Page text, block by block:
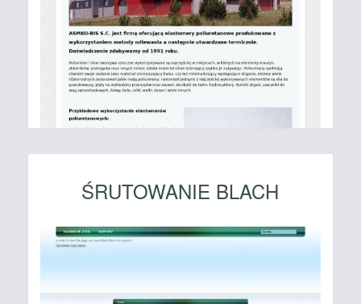
ŚRUTOWANIE BLACH